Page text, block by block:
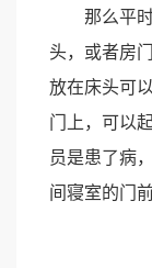
那么平时
头，或者房
放在床头可
门上，可以
员是患了病
间寝室的门